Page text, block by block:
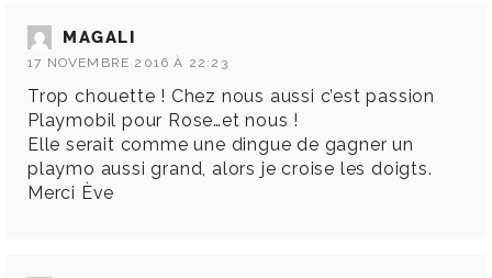
MAGALI
17 NOVEMBRE 2016 À 22:23
Trop chouette ! Chez nous aussi c’est passion
Playmobil pour Rose…et nous !
Elle serait comme une dingue de gagner un
playmo aussi grand, alors je croise les doigts.
Merci Ève